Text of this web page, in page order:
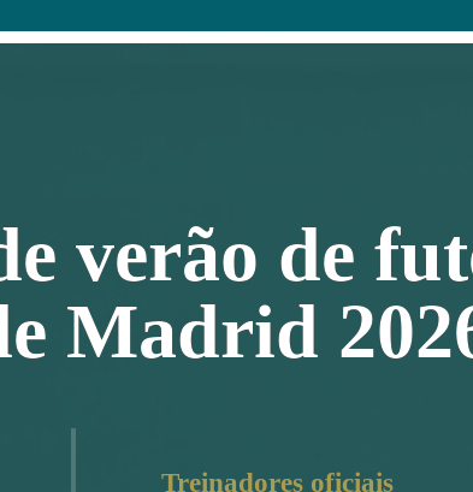
verão de
Madrid
Treinadores oficiais